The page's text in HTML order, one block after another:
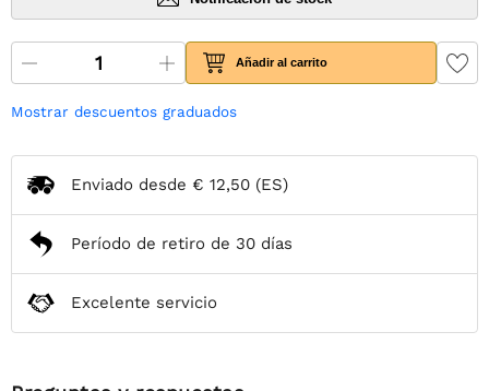
Añadir al carrito
Mostrar descuentos graduados
Enviado desde € 12,50 (ES)
Período de retiro de 30 días
Excelente servicio